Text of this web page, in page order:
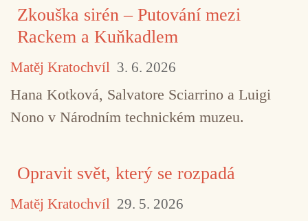
Zkouška sirén – Putování mezi
Rackem a Kuňkadlem
Matěj Kratochvíl 3. 6. 2026
Hana Kotková, Salvatore Sciarrino a Luigi
Nono v Národním technickém muzeu.
Opravit svět, který se rozpadá
Matěj Kratochvíl 29. 5. 2026